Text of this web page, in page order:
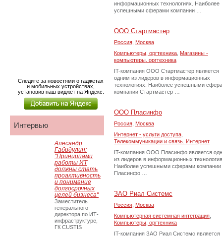
информационных технологиях. Наиболее
успешными сферами компании …
ООО Стартмастер
Россия Москва
Компьютеры, оргтехника Магазины -
компьютеры, оргтехника
IT-компания ООО Стартмастер является
одним из лидеров в информационных
технологиях. Наиболее успешными
компании Стартмастер …
ООО Пласинфо
Россия Москва
Интернет - услуги доступа
Телекоммуникации и связь. Интернет
IT-компания ООО Пласинфо является
из лидеров в информационных
Наиболее успешными сферами компании
Пласинфо …
ЗАО Риал Системс
Россия Москва
Компьютерная системная интеграция
Компьютеры, оргтехника
IT-компания ЗАО Риал Системс является
Следите за новостями о гаджетах
и мобильных устройствах,
установив наш виджет на Яндекс.
Интервью
Алесандр
Габидулин:
"Принципами
работы ИТ
должны стать
проактивность
и понимание
долгосрочных
целей бизнеса"
Заместитель
генерального
директора по ИТ-
инфраструктуре,
ГК CUSTIS